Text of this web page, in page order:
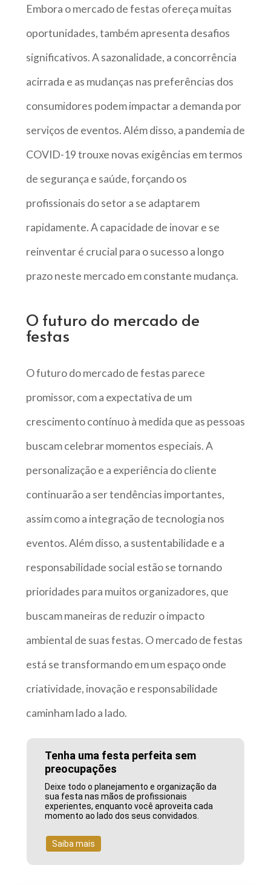
Embora o mercado de festas ofereça muitas
oportunidades, também apresenta desafios
significativos. A sazonalidade, a concorrência
acirrada e as mudanças nas preferências dos
consumidores podem impactar a demanda por
serviços de eventos. Além disso, a pandemia de
COVID-19 trouxe novas exigências em termos
de segurança e saúde, forçando os
profissionais do setor a se adaptarem
rapidamente. A capacidade de inovar e se
reinventar é crucial para o sucesso a longo
prazo neste mercado em constante mudança.
O futuro do mercado de
festas
O futuro do mercado de festas parece
promissor, com a expectativa de um
crescimento contínuo à medida que as pessoas
buscam celebrar momentos especiais. A
personalização e a experiência do cliente
continuarão a ser tendências importantes,
assim como a integração de tecnologia nos
eventos. Além disso, a sustentabilidade e a
responsabilidade social estão se tornando
prioridades para muitos organizadores, que
buscam maneiras de reduzir o impacto
ambiental de suas festas. O mercado de festas
está se transformando em um espaço onde
criatividade, inovação e responsabilidade
caminham lado a lado.
Tenha uma festa perfeita sem
preocupações
Deixe todo o planejamento e organização da
sua festa nas mãos de profissionais
experientes, enquanto você aproveita cada
momento ao lado dos seus convidados.
Saiba mais